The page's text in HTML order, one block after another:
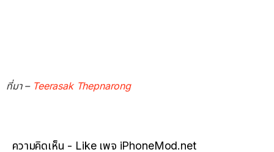
ที่มา – Teerasak Thepnarong
ความคิดเห็น - Like เพจ iPhoneMod.net